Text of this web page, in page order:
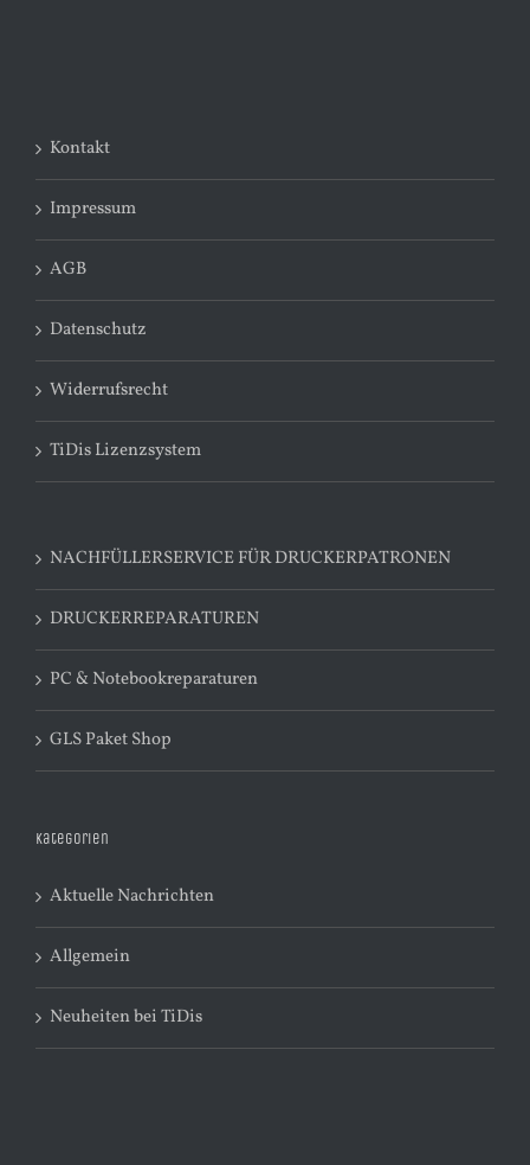
Kontakt
Impressum
AGB
Datenschutz
Widerrufsrecht
TiDis Lizenzsystem
NACHFÜLLERSERVICE FÜR DRUCKERPATRONEN
DRUCKERREPARATUREN
PC & Notebookreparaturen
GLS Paket Shop
Kategorien
Aktuelle Nachrichten
Allgemein
Neuheiten bei TiDis